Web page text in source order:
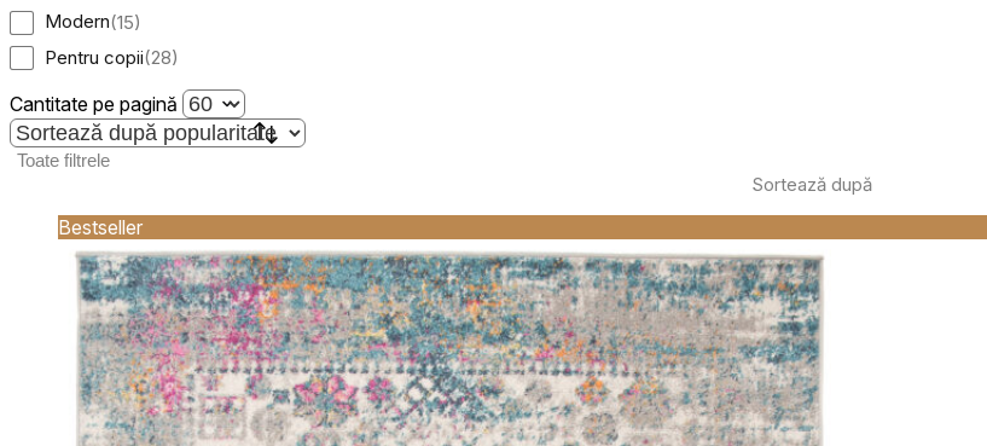
Modern(15)
Pentru copii(28)
Cantitate pe pagină
Toate filtrele
Sortează după
Bestseller
Salvează preferințele mele